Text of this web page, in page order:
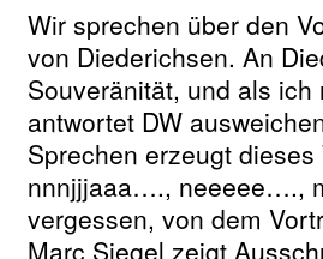
Wir sprechen über den
von Diederichsen. An
Souveränität, und als
antwortet DW
Sprechen erzeugt
nnnjjjaaa…., neeeee….,
vergessen, von dem
Marc Siegel zeigt